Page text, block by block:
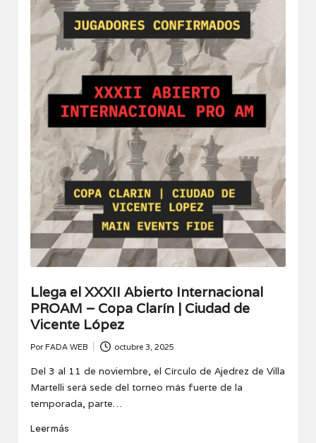
Llega el XXXII Abierto Internacional
PROAM – Copa Clarín | Ciudad de
Vicente López
Publicado
por
Por FADA WEB octubre 3, 2025
Del 3 al 11 de noviembre, el Círculo de Ajedrez de Villa
Martelli será sede del torneo más fuerte de la
temporada, parte…
Leer más